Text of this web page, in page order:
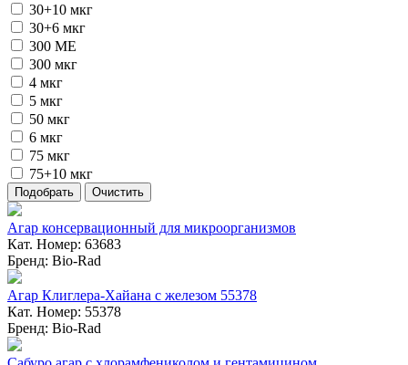
30+10 мкг
30+6 мкг
300 ME
300 мкг
4 мкг
5 мкг
50 мкг
6 мкг
75 мкг
75+10 мкг
Агар консервационный для микроорганизмов
Кат. Номер: 63683
Бренд: Bio-Rad
Агар Клиглера-Хайана с железом 55378
Кат. Номер: 55378
Бренд: Bio-Rad